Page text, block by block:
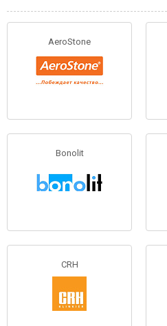
AeroStone
Bonolit
CRH